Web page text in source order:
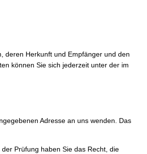
deren Herkunft und Empfänger und den
können Sie sich jederzeit unter der im
Adresse an uns wenden. Das
Prüfung haben Sie das Recht, die